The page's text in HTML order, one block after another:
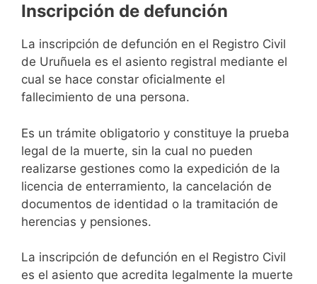
Inscripción de defunción
La inscripción de defunción en el Registro Civil
de Uruñuela es el asiento registral mediante el
cual se hace constar oficialmente el
fallecimiento de una persona.
Es un trámite obligatorio y constituye la prueba
legal de la muerte, sin la cual no pueden
realizarse gestiones como la expedición de la
licencia de enterramiento, la cancelación de
documentos de identidad o la tramitación de
herencias y pensiones.
La inscripción de defunción en el Registro Civil
es el asiento que acredita legalmente la muerte